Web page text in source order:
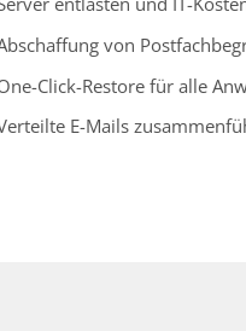
von
Click-Restore für alle
E-Mails